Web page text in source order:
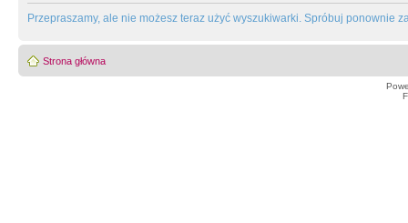
Przepraszamy, ale nie możesz teraz użyć wyszukiwarki. Spróbuj ponownie
Strona główna